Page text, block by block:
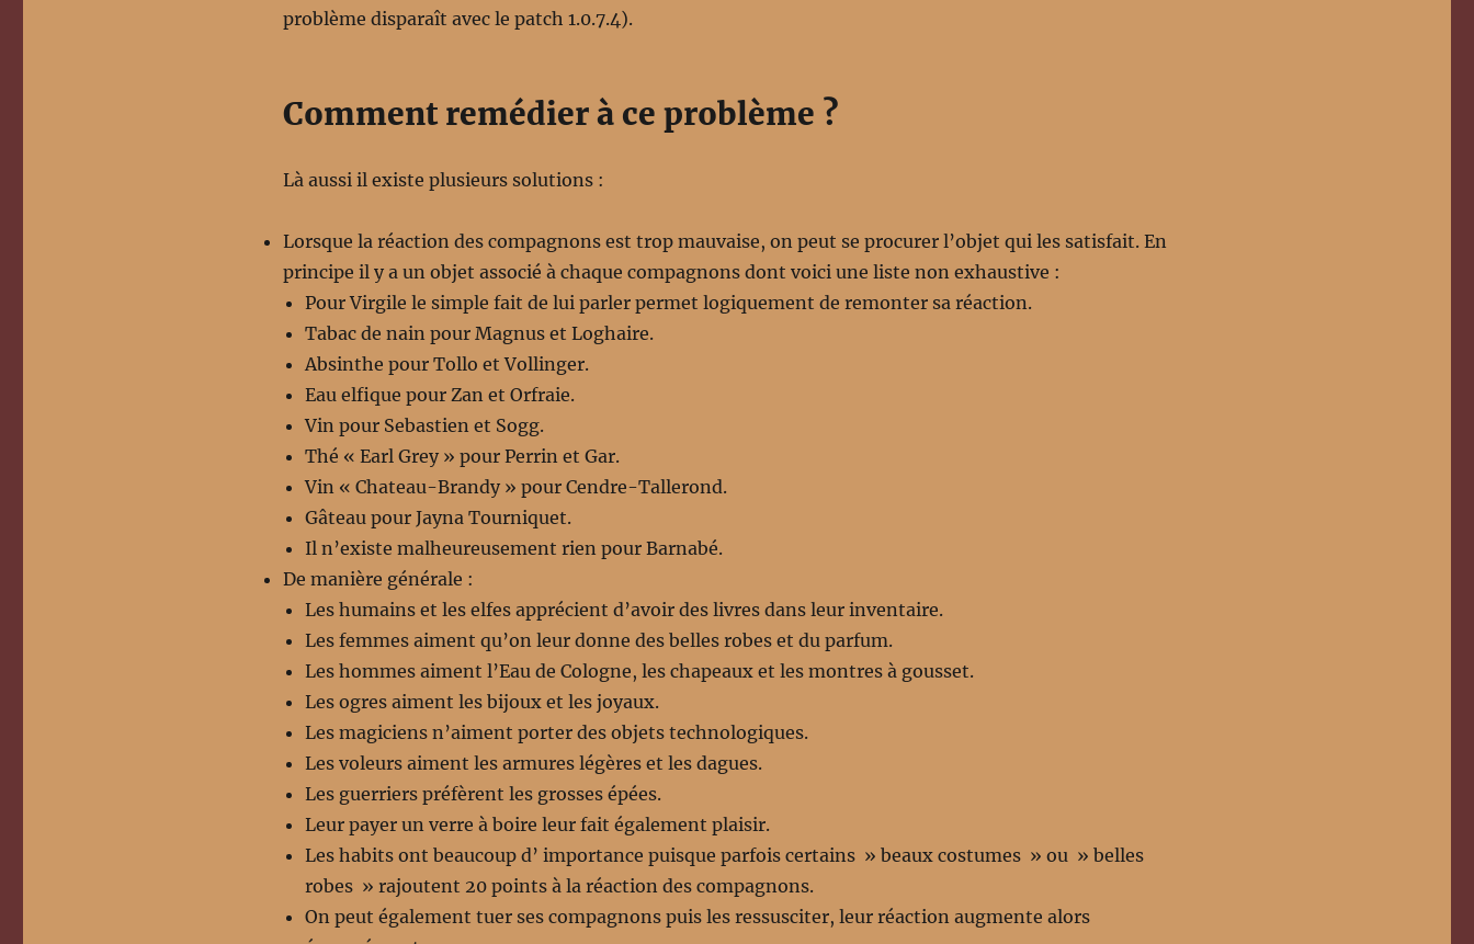
problème disparaît avec le patch 1.0.7.4).
Comment remédier à ce problème ?
Là aussi il existe plusieurs solutions :
Lorsque la réaction des compagnons est trop mauvaise, on peut se procurer l’objet qui les satisfait. En
principe il y a un objet associé à chaque compagnons dont voici une liste non exhaustive :
Pour Virgile le simple fait de lui parler permet logiquement de remonter sa réaction.
Tabac de nain pour Magnus et Loghaire.
Absinthe pour Tollo et Vollinger.
Eau elfique pour Zan et Orfraie.
Vin pour Sebastien et Sogg.
Thé « Earl Grey » pour Perrin et Gar.
Vin « Chateau-Brandy » pour Cendre-Tallerond.
Gâteau pour Jayna Tourniquet.
Il n’existe malheureusement rien pour Barnabé.
De manière générale :
Les humains et les elfes apprécient d’avoir des livres dans leur inventaire.
Les femmes aiment qu’on leur donne des belles robes et du parfum.
Les hommes aiment l’Eau de Cologne, les chapeaux et les montres à gousset.
Les ogres aiment les bijoux et les joyaux.
Les magiciens n’aiment porter des objets technologiques.
Les voleurs aiment les armures légères et les dagues.
Les guerriers préfèrent les grosses épées.
Leur payer un verre à boire leur fait également plaisir.
Les habits ont beaucoup d’ importance puisque parfois certains » beaux costumes » ou » belles
robes » rajoutent 20 points à la réaction des compagnons.
On peut également tuer ses compagnons puis les ressusciter, leur réaction augmente alors